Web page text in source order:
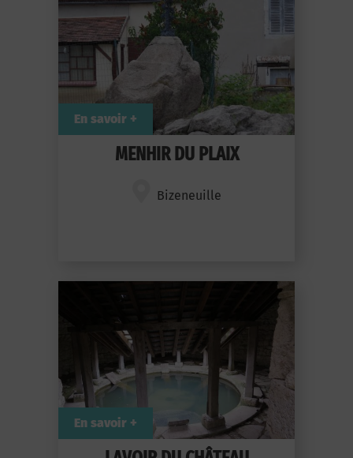
MENHIR DU PLAIX
Bizeneuille
En savoir +
En savoir +